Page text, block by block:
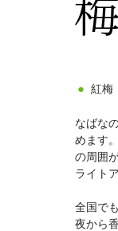
紅梅
なばな
めます
の周囲
ライト
全国で
夜から